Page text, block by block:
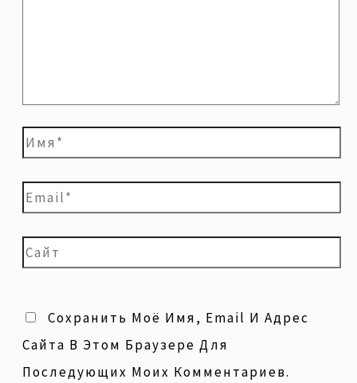
Сохранить Моё Имя, Email И Адрес
Сайта В Этом Браузере Для
Последующих Моих Комментариев.